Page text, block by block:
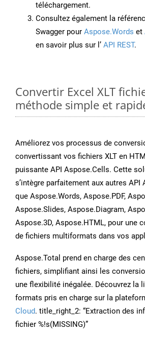
téléchargement.
Consultez également la
Swagger pour Aspose.Words et
en savoir plus sur l’ API REST.
Convertir Excel XLT
méthode simple et
Améliorez vos processus de
convertissant vos fichiers XLT en
puissante API Aspose.Cells. Cette
s’intègre parfaitement aux autres API
que Aspose.Words, Aspose.PDF,
Aspose.Slides, Aspose.Diagram,
Aspose.3D, Aspose.HTML, pour une
de fichiers multiformats dans vos
Aspose.Total prend en charge des
fichiers, simplifiant ainsi les
une flexibilité inégalée. Découvrez la
formats pris en charge sur la
Cloud. title_right_2: “Extraction des
fichier %!s(MISSING)”